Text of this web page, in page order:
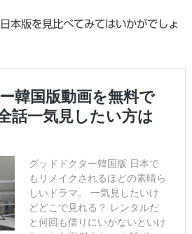
本版を見比べてみてはいかがでしょ